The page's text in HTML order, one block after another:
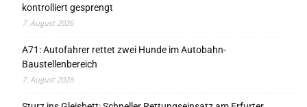
kontrolliert gesprengt
7. August 2026
A71: Autofahrer rettet zwei Hunde im Autobahn-
Baustellenbereich
7. August 2026